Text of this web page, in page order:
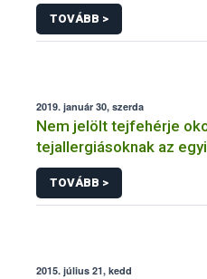
TOVÁBB >
2019. január 30, szerda
Nem jelölt tejfehérje
tejallergiásoknak az
TOVÁBB >
2015. július 21, kedd